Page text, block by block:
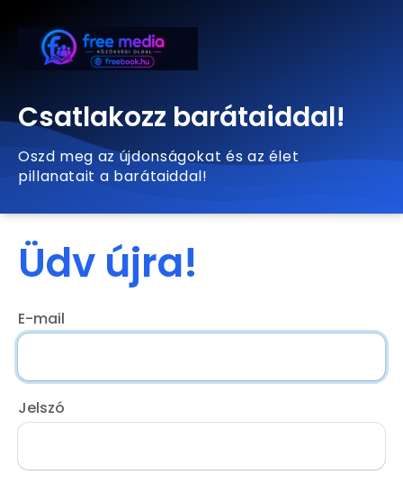
Csatlakozz barátaiddal!
Oszd meg az újdonságokat és az élet
pillanatait a barátaiddal!
Üdv újra!
E-mail
Jelszó